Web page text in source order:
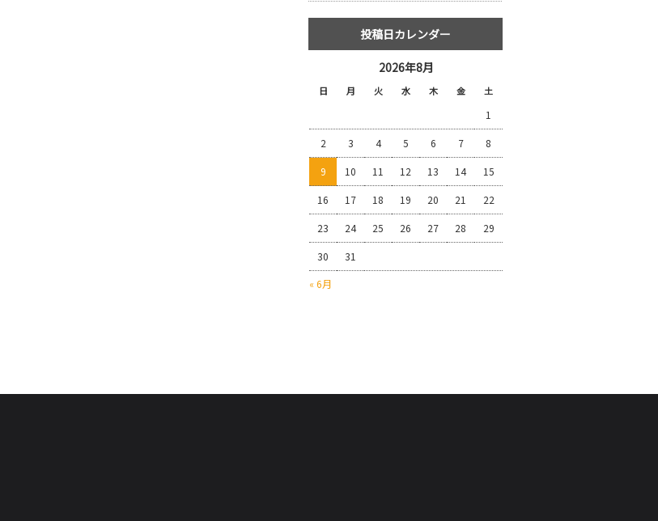
投稿日カレンダー
2026年8月
日 月 火 水 木 金 土
« 6月
1
2 3 4 5 6 7 8
9 10 11 12 13 14 15
16 17 18 19 20 21 22
23 24 25 26 27 28 29
30 31